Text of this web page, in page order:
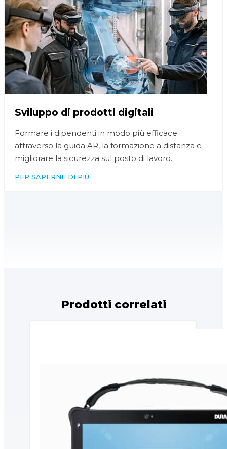
Sviluppo di prodotti digitali
Formare i dipendenti in modo più efficace
attraverso la guida AR, la formazione a distanza e
migliorare la sicurezza sul posto di lavoro.
PER SAPERNE DI PIÙ
Prodotti correlati